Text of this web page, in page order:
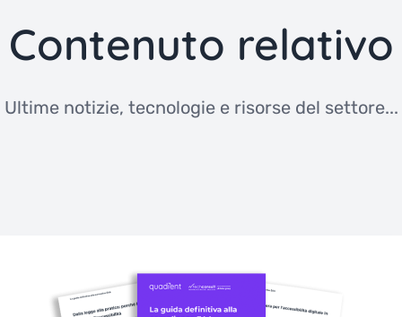
Contenuto relativo
Ultime notizie, tecnologie e risorse del settore...